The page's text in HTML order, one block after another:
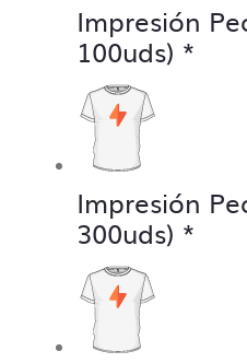
Impresión
100uds) *
Impresión
300uds) *